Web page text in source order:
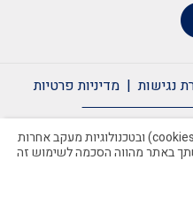
נגישות מדיניות פרטיות
הדין ©2020
נגישות מדיניות פרטיות
באתר זה נעשה שימוש בקבצי עוגיות (cookies) ובטכנולוגיות מעקב אחרות
באתר מהווה הסכמה לשימוש זה